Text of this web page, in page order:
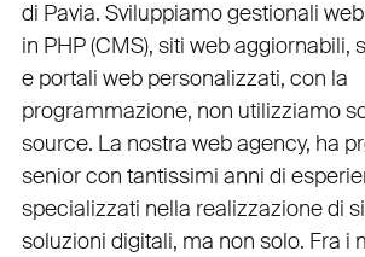
di Pavia. Sviluppiamogestionali
in PHP(CMS), siti web aggiornabili,
e portali web personalizzati, con la
programmazione, non utilizziamo
source. La nostra web agency, ha
senior con tantissimi anni di
specializzati nella realizzazione di
soluzioni digitali, ma non solo. Fra i